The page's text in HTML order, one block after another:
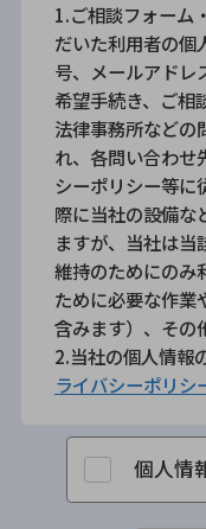
1.ご相談フォーム
だいた利用者の個
号、メールアドレ
希望手続き、ご相
法律事務所などの
れ、各問い合わせ
シーポリシー等に
際に当社の設備な
ますが、当社は当
維持のためにのみ
ために必要な作業
含みます）、その
2.当社の個人情報
ライバシーポリシ
個人情